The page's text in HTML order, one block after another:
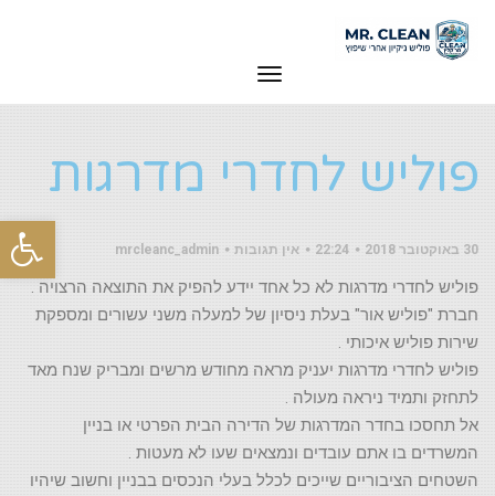
תפריט
פוליש לחדרי מדרגות ראשי » פוליש והברקת רצפות » פוליש לחדרי מדרגות
פוליש לחדרי מדרגות
30 באוקטובר 2018 22:24 אין תגובות mrcleanc_admin
פוליש לחדרי מדרגות לא כל אחד יידע להפיק את התוצאה הרצויה .
חברת "פוליש אור" בעלת ניסיון של למעלה משני עשורים ומספקת
שירות פוליש איכותי .
פוליש לחדרי מדרגות יעניק מראה מחודש מרשים ומבריק שנח מאד
לתחזק ותמיד ניראה מעולה .
אל תחסכו בחדר המדרגות של הדירה הבית הפרטי או בניין
המשרדים בו אתם עובדים ונמצאים שעו לא מעטות .
השטחים הציבוריים שייכים לכלל בעלי הנכסים בבניין וחשוב שיהיו